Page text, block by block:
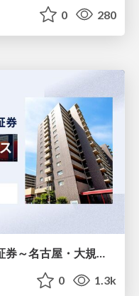
0 280
三井物産グループのデジタル証券～名古屋・大規模レジデンス～徹底解説セミナー
0 1.3k